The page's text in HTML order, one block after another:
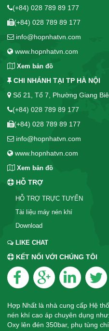
(+84) 028 789 89 177
(+84) 028 789 89 177
info@hopnhatvn.com
www.hopnhatvn.com
Xem bản đồ
CHI NHÁNH TẠI TP HÀ NỘI
Số 21, Tổ 7, Phường Giang
(+84) 028 789 89 177
(+84) 028 789 89 177
info@hopnhatvn.com
www.hopnhatvn.com
Xem bản đồ
HỖ TRỢ
HỖ TRỢ TRỰC TUYẾN
Tài liệu máy nén khí
Download
LIKE CHAT
KẾT NỐI VỚI CHÚNG TÔI
Hợp Nhất là nhà cung cấp Hệ
nén khí cao áp chuyên dụng
Oxy lên đén 350bar, phụ tùng